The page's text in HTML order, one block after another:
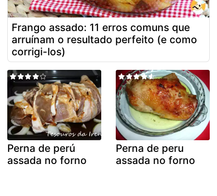
Frango assado: 11 erros comuns que
arruínam o resultado perfeito (e como
corrigi-los)
Perna de perú
assada no forno
Perna de peru
assada no forno